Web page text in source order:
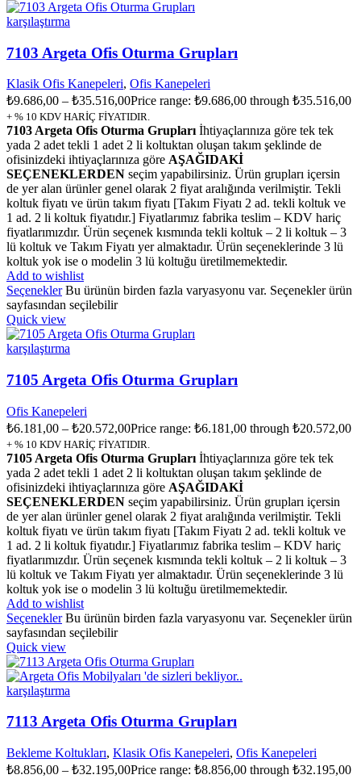
karşılaştırma
7103 Argeta Ofis Oturma Grupları
Klasik Ofis Kanepeleri, Ofis Kanepeleri
₺9.686,00 – ₺35.516,00Price range: ₺9.686,00 through ₺35.516,00
+ % 10 KDV HARİÇ FİYATIDIR.
7103 Argeta Ofis Oturma Grupları İhtiyaçlarınıza göre tek tek
yada 2 adet tekli 1 adet 2 li koltuktan oluşan takım şeklinde de
ofisinizdeki ihtiyaçlarınıza göre AŞAĞIDAKİ
SEÇENEKLERDEN seçim yapabilirsiniz. Ürün grupları içersin
de yer alan ürünler genel olarak 2 fiyat aralığında verilmiştir. Tekli
koltuk fiyatı ve ürün takım fiyatı [Takım Fiyatı 2 ad. tekli koltuk ve
1 ad. 2 li koltuk fiyatıdır.] Fiyatlarımız fabrika teslim – KDV hariç
fiyatlarımızdır. Ürün seçenek kısmında tekli koltuk – 2 li koltuk – 3
lü koltuk ve Takım Fiyatı yer almaktadır. Ürün seçeneklerinde 3 lü
koltuk yok ise o modelin 3 lü koltuğu üretilmemektedir.
Add to wishlist
Seçenekler Bu ürünün birden fazla varyasyonu var. Seçenekler ürün
sayfasından seçilebilir
Quick view
karşılaştırma
7105 Argeta Ofis Oturma Grupları
Ofis Kanepeleri
₺6.181,00 – ₺20.572,00Price range: ₺6.181,00 through ₺20.572,00
+ % 10 KDV HARİÇ FİYATIDIR.
7105 Argeta Ofis Oturma Grupları İhtiyaçlarınıza göre tek tek
yada 2 adet tekli 1 adet 2 li koltuktan oluşan takım şeklinde de
ofisinizdeki ihtiyaçlarınıza göre AŞAĞIDAKİ
SEÇENEKLERDEN seçim yapabilirsiniz. Ürün grupları içersin
de yer alan ürünler genel olarak 2 fiyat aralığında verilmiştir. Tekli
koltuk fiyatı ve ürün takım fiyatı [Takım Fiyatı 2 ad. tekli koltuk ve
1 ad. 2 li koltuk fiyatıdır.] Fiyatlarımız fabrika teslim – KDV hariç
fiyatlarımızdır. Ürün seçenek kısmında tekli koltuk – 2 li koltuk – 3
lü koltuk ve Takım Fiyatı yer almaktadır. Ürün seçeneklerinde 3 lü
koltuk yok ise o modelin 3 lü koltuğu üretilmemektedir.
Add to wishlist
Seçenekler Bu ürünün birden fazla varyasyonu var. Seçenekler ürün
sayfasından seçilebilir
Quick view
karşılaştırma
7113 Argeta Ofis Oturma Grupları
Bekleme Koltukları, Klasik Ofis Kanepeleri, Ofis Kanepeleri
₺8.856,00 – ₺32.195,00Price range: ₺8.856,00 through ₺32.195,00